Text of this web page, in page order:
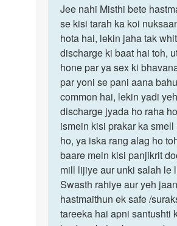
to
Ma'am
mein
Koi
bhi
romantic…
by
Misthi
Jee
nahi
Misthi
bete…
Jee nahi Misthi bete
se kisi tarah ka koi
hota hai, lekin jaha tak
discharge ki baat hai toh,
hone par ya sex ki
par yoni se pani aana
common hai, lekin yadi
discharge jyada ho raha
ismein kisi prakar ka smell
ho, ya iska rang alag ho
baare mein kisi panjikrit
mill lijiye aur unki salah le
Swasth rahiye aur yeh
hastmaithun ek safe /
tareeka hai apni santushti